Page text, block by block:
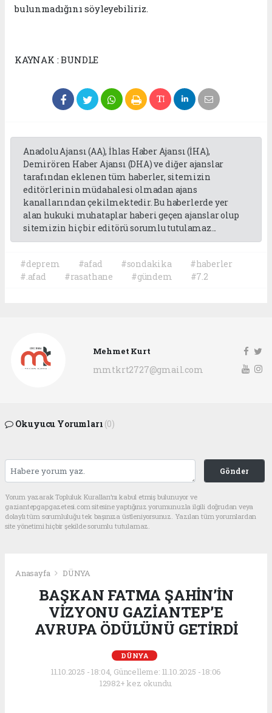
bulunmadığını söyleyebiliriz.
KAYNAK : BUNDLE
Anadolu Ajansı (AA), İhlas Haber Ajansı (İHA),
Demirören Haber Ajansı (DHA) ve diğer ajanslar
tarafından eklenen tüm haberler, sitemizin
editörlerinin müdahalesi olmadan ajans
kanallarından çekilmektedir. Bu haberlerde yer
alan hukuki muhataplar haberi geçen ajanslar olup
sitemizin hiç bir editörü sorumlu tutulamaz...
#deprem #afad #sondakika
#haberler
#.afad
#rasathane #gündem #7.2
Mehmet Kurt
mmtkrt2727@gmail.com
Okuyucu Yorumları (0)
Gönder
Yorum yazarak Topluluk Kuralları’nı kabul etmiş bulunuyor ve
gaziantepgapgazetesi.com sitesine yaptığınız yorumunuzla ilgili doğrudan veya
dolaylı tüm sorumluluğu tek başınıza üstleniyorsunuz. Yazılan tüm yorumlardan
site yönetimi hiçbir şekilde sorumlu tutulamaz.
Anasayfa DÜNYA
BAŞKAN FATMA ŞAHİN’İN
VİZYONU GAZİANTEP’E
AVRUPA ÖDÜLÜNÜ GETİRDİ
DÜNYA
11.10.2025 - 18:04, Güncelleme: 11.10.2025 - 18:06
12982+ kez okundu.